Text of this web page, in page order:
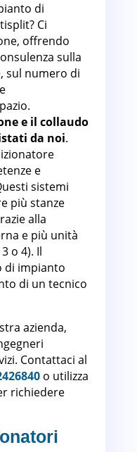
di
Ci
offrendo
sulla
sul numero di
e il collaudo
da noi.
e
sistemi
più stanze
alla
e più unità
o 4). Il
di impianto
di un tecnico
azienda,
Contattaci al
o utilizza
richiedere